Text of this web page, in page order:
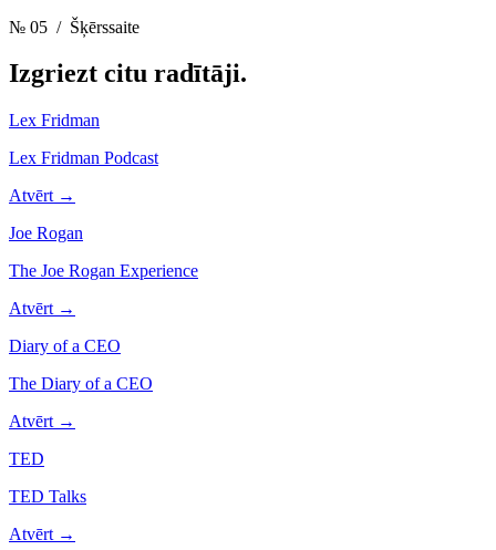
№ 05 / Šķērssaite
Izgriezt citu radītāji.
Lex Fridman
Lex Fridman Podcast
Atvērt →
Joe Rogan
The Joe Rogan Experience
Atvērt →
Diary of a CEO
The Diary of a CEO
Atvērt →
TED
TED Talks
Atvērt →